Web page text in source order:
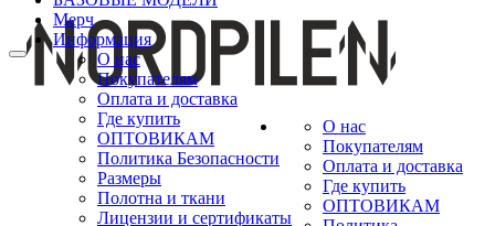
Мерч
Информация
О нас
Покупателям
Оплата и доставка
Где купить
ОПТОВИКАМ
Политика Безопасности
Размеры
Полотна и ткани
Лицензии и сертификаты
О нас
Покупателям
Оплата и доставка
Где купить
ОПТОВИКАМ